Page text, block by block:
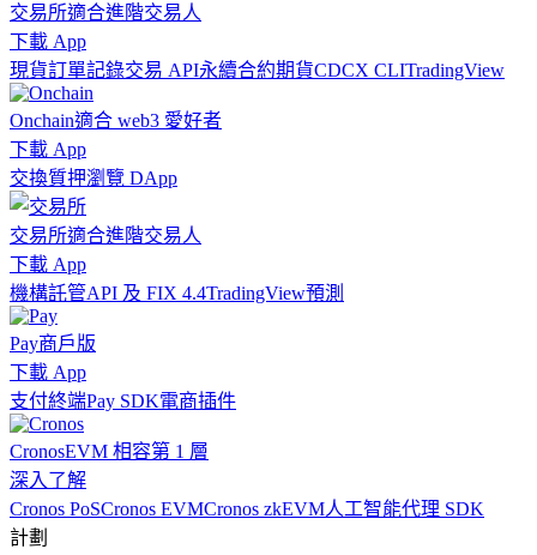
交易所適合進階交易人
下載 App
現貨訂單記錄交易 API永續合約期貨CDCX CLITradingView
Onchain適合 web3 愛好者
下載 App
交換質押瀏覽 DApp
交易所適合進階交易人
下載 App
機構託管API 及 FIX 4.4TradingView預測
Pay商戶版
下載 App
支付終端Pay SDK電商插件
CronosEVM 相容第 1 層
深入了解
Cronos PoSCronos EVMCronos zkEVM人工智能代理 SDK
計劃